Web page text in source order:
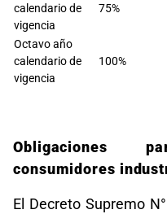
calendario de
vigencia
75%
Octavo año
calendario de
vigencia
100%
Obligaciones
consumidores
El Decreto Supremo